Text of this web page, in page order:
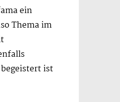
ein
Thema im
ist